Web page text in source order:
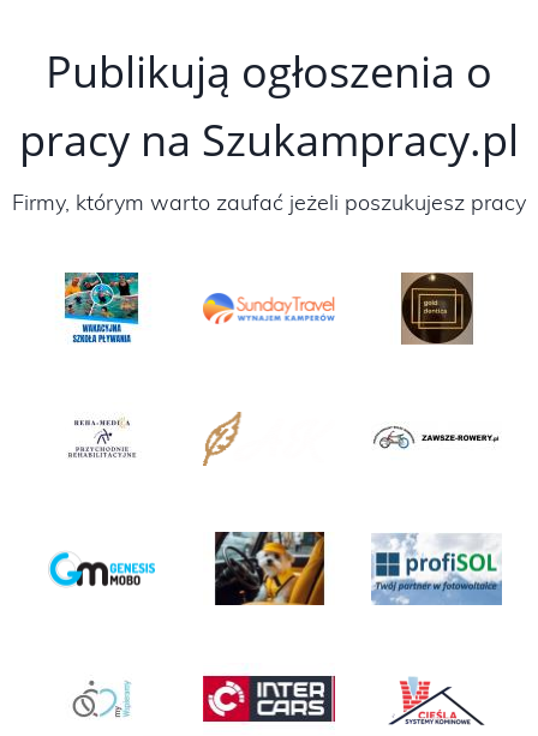
Publikują ogłoszenia o
pracy na Szukampracy.pl
Firmy, którym warto zaufać jeżeli poszukujesz pracy